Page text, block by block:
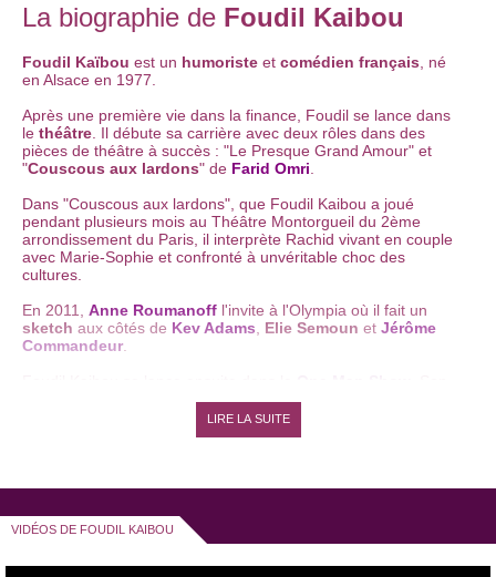
La biographie de Foudil Kaibou
Foudil Kaïbou est un humoriste et comédien français , né
en Alsace en 1977.
Après une première vie dans la finance, Foudil se lance dans
le théâtre . Il débute sa carrière avec deux rôles dans des
pièces de théâtre à succès : "Le Presque Grand Amour" et
"Couscous aux lardons" de Farid Omri
Dans "Couscous aux lardons", que Foudil Kaibou a joué
pendant plusieurs mois au Théâtre Montorgueil du 2ème
arrondissement du Paris, il interprète Rachid vivant en couple
avec Marie-Sophie et confronté à unvéritable choc des
cultures.
En 2011, Anne Roumanoff l'invite à l'Olympia où il fait un
sketch aux côtés de Kev Adams Elie Semoun et Jérôme
Commandeur
premier essai est un coup de maître. Dans son spectacle
L’arabe caché derrière la forêt ", il raconte les avantages et
les inconvénients à être arabe, utilisant l'humour etla
Ainsi, il raconte certaines phrases qu'il a beaucoup entendues
autres ! " ou "ah s'ils étaient tous comme toi ! Tirailléentre deux
cultures, Foudil Kaibou s'interroge sur l'intégration, Al Quaida,
LIRE LA SUITE
VIDÉOS DE FOUDIL KAIBOU